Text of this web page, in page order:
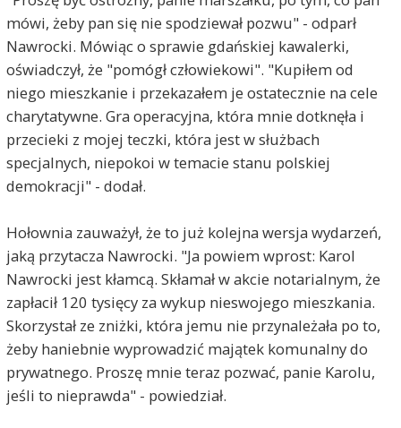
mówi, żeby pan się nie spodziewał pozwu" - odparł
Nawrocki. Mówiąc o sprawie gdańskiej kawalerki,
oświadczył, że "pomógł człowiekowi". "Kupiłem od
niego mieszkanie i przekazałem je ostatecznie na cele
charytatywne. Gra operacyjna, która mnie dotknęła i
przecieki z mojej teczki, która jest w służbach
specjalnych, niepokoi w temacie stanu polskiej
demokracji" - dodał.
Hołownia zauważył, że to już kolejna wersja wydarzeń,
jaką przytacza Nawrocki. "Ja powiem wprost: Karol
Nawrocki jest kłamcą. Skłamał w akcie notarialnym, że
zapłacił 120 tysięcy za wykup nieswojego mieszkania.
Skorzystał ze zniżki, która jemu nie przynależała po to,
żeby haniebnie wyprowadzić majątek komunalny do
prywatnego. Proszę mnie teraz pozwać, panie Karolu,
jeśli to nieprawda" - powiedział.